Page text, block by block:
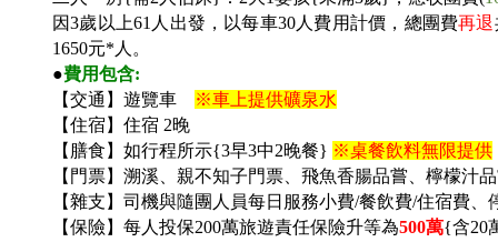
因3歲以上61人出發，以每車30人費用計價，總團費再退
1650元*人。
●費用包含:
【交通】遊覽車
※車上提供礦泉水
【住宿】住宿 2晚
【膳食】如行程所示{3早3中2晚餐} ※桌餐飲料無限提供
【門票】溯溪、親不知子門票、飛魚香腸品嘗、檸檬汁
【雜支】司機與隨團人員每日服務小費/餐飲費/住宿費、
【保險】每人投保200萬旅遊責任保險升等為500萬{含20